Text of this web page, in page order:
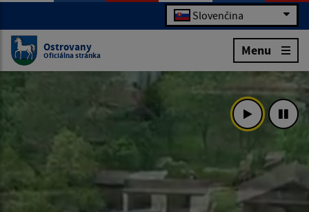
Slovenčina
Ostrovany
Oficiálna stránka Menu